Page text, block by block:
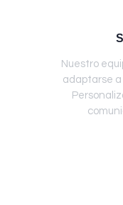
Nuestro
adaptarse